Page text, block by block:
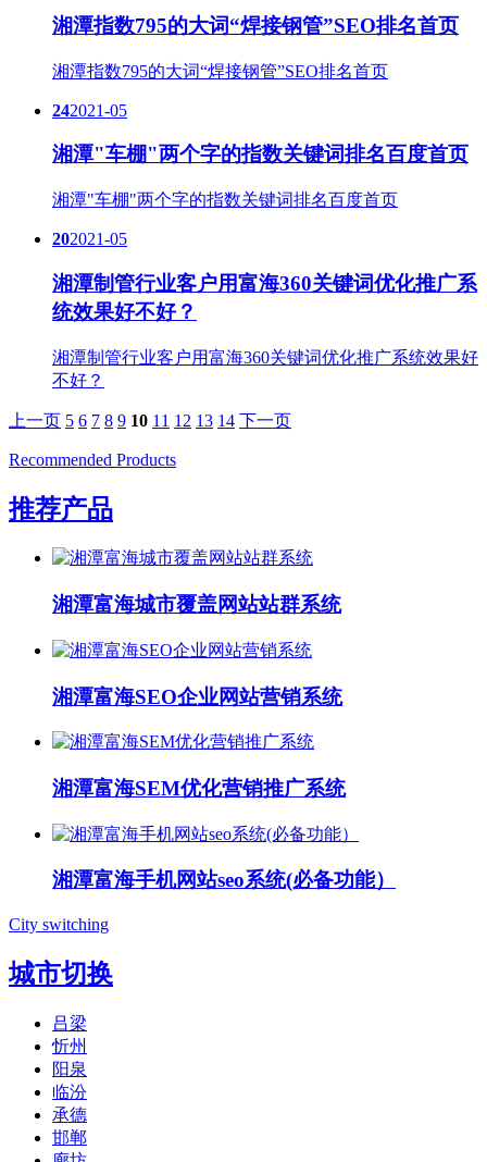
湘潭指数795的大词“焊接钢管”SEO排名首页
湘潭指数795的大词“焊接钢管”SEO排名首页
242021-05
湘潭"车棚"两个字的指数关键词排名百度首页
湘潭"车棚"两个字的指数关键词排名百度首页
202021-05
湘潭制管行业客户用富海360关键词优化推广系
统效果好不好？
湘潭制管行业客户用富海360关键词优化推广系统效果好
不好？
上一页 5 6 7 8 9 10 11 12 13 14 下一页
Recommended Products
推荐产品
湘潭富海城市覆盖网站站群系统
湘潭富海SEO企业网站营销系统
湘潭富海SEM优化营销推广系统
湘潭富海手机网站seo系统(必备功能）
City switching
城市切换
吕梁
忻州
阳泉
临汾
承德
邯郸